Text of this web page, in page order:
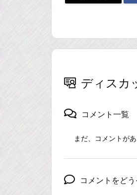
ディスカ
コメント一覧
まだ、コメントが
コメントをど